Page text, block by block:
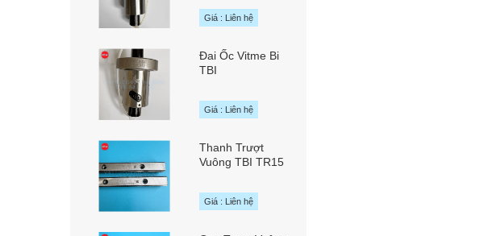
chính hãng TBI
MOTION Đài Loan
Giá : Liên hệ
Đai Ốc Vitme Bi
TBI
chính hãng TBI
MOTION Đài Loan
Giá : Liên hệ
Thanh Trượt
Vuông TBI TR15
MOTION Đài Loan
Giá : Liên hệ